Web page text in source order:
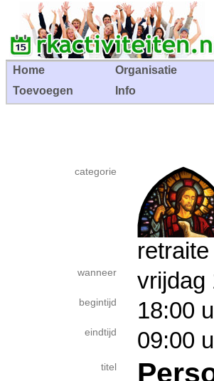
Home Organisatie
Toevoegen
Info
categorie
retraite
wanneer
begintijd 18:00
eindtijd 09:00
titel